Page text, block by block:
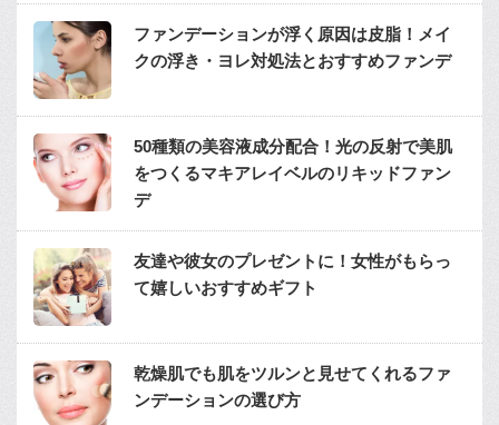
ファンデーションが浮く原因は皮脂！メイ
クの浮き・ヨレ対処法とおすすめファンデ
50種類の美容液成分配合！光の反射で美肌
をつくるマキアレイベルのリキッドファン
デ
友達や彼女のプレゼントに！女性がもらっ
て嬉しいおすすめギフト
乾燥肌でも肌をツルンと見せてくれるファ
ンデーションの選び方